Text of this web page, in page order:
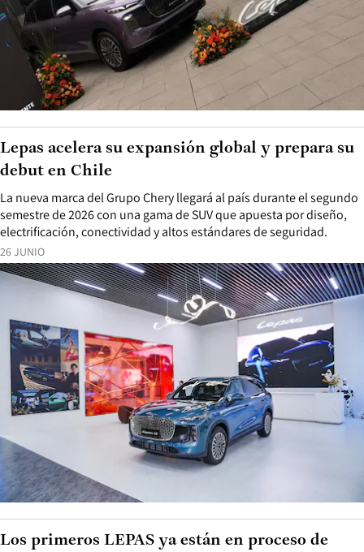
26 JUNIO
La nueva marca del Grupo Chery llegará al país durante el segundo
semestre de 2026 con una gama de SUV que apuesta por diseño,
electrificación, conectividad y altos estándares de seguridad.
Lepas acelera su expansión global y prepara su
debut en Chile
Los primeros LEPAS ya están en proceso de